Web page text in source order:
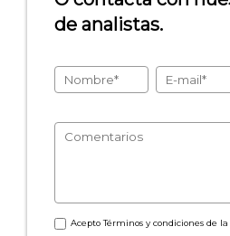
de analistas.
AceptoTérminos y condicionesde la